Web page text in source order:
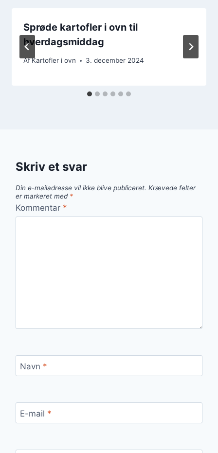
Sprøde kartofler i ovn til
hverdagsmiddag
AfKartofler i ovn 3. december 2024
Skriv et svar
Din e-mailadresse vil ikke blive publiceret. Krævede felter
er markeret med *
Kommentar *
Navn *
E-mail *